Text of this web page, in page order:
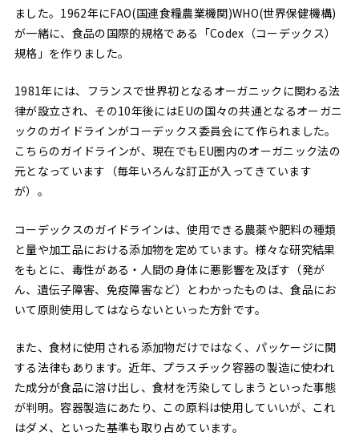
ました。1962年にFAO(国連食糧農業機関)WHO(世界保健機構)
が一緒に、食品の国際的規格である「Codex（コーデックス）
規格」を作りました。
1981年には、フランスで世界初となるオーガニックに関わる法
律が設立され、その10年後にはEUの国々の共通となるオーガニ
ックのガイドラインがコーデックス委員会にて作られました。
こちらのガイドラインが、現在でもEU圏内のオーガニック法の
元となっています（毎年いろんな訂正が入ってきています
が）。
コーデックスのガイドラインは、使用できる農薬や肥料の種類
と量や加工品における添加物を定めています。様々な研究結果
をもとに、毒性がある・人間の身体に悪影響を及ぼす（発が
ん、遺伝子障害、免疫障害など）とわかったものは、食品にお
いて原則使用してはならないといった方針です。
また、食材に使用される添加物だけではなく、パッケージに関
する法律もあります。近年、プラスチック容器の製造に使われ
た成分が食品に溶け出し、食材を汚染してしまうといった事態
が判明。容器製造にあたり、この原料は使用していいが、これ
はダメ、といった基準も取り占めています。